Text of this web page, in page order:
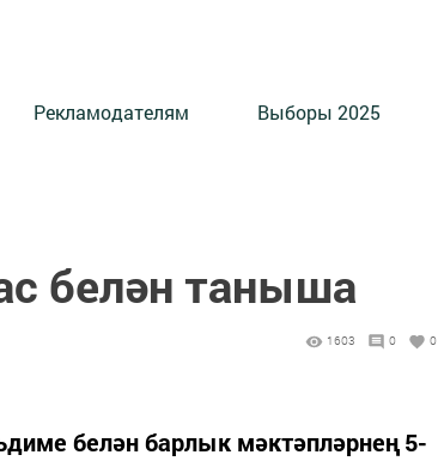
Рекламодателям Выборы 2025
белән таныша
1603 0 0
белән барлык мәктәпләрнең 5-